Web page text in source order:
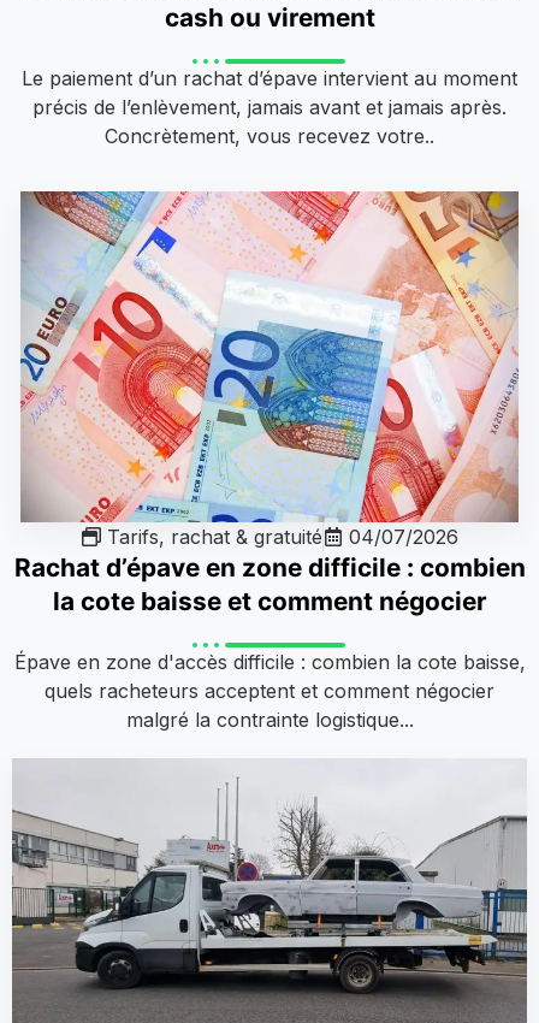
cash ou virement
Le paiement d’un rachat d’épave intervient au moment
précis de l’enlèvement, jamais avant et jamais après.
Concrètement, vous recevez votre..
Tarifs, rachat & gratuité 04/07/2026
Rachat d’épave en zone difficile : combien
la cote baisse et comment négocier
Épave en zone d'accès difficile : combien la cote baisse,
quels racheteurs acceptent et comment négocier
malgré la contrainte logistique...